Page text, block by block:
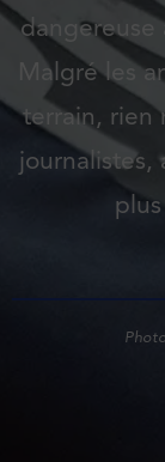
dangereuse
Malgré les
terrain, rien